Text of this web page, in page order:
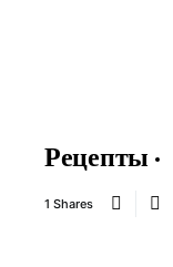
Рецепты
1 Shares